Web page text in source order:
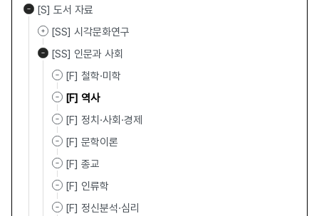
[S] 도서 자료
[SS] 시각문화연구
[SS] 인문과 사회
[F] 철학·미학
[F] 역사
[F] 정치·사회·경제
[F] 문학이론
[F] 종교
[F] 인류학
[F] 정신분석·심리